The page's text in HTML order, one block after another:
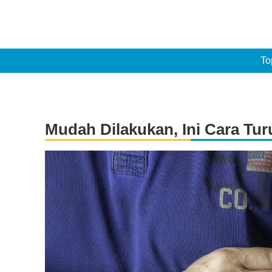
Mudah Dilakukan, Ini Cara